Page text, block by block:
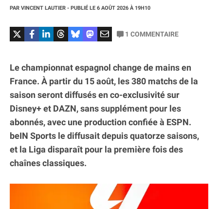
PAR VINCENT LAUTIER - PUBLIÉ LE 6 AOÛT 2026 À 19H10
1 COMMENTAIRE
Le championnat espagnol change de mains en
France. À partir du 15 août, les 380 matchs de la
saison seront diffusés en co-exclusivité sur
Disney+ et DAZN, sans supplément pour les
abonnés, avec une production confiée à ESPN.
beIN Sports le diffusait depuis quatorze saisons,
et la Liga disparaît pour la première fois des
chaînes classiques.